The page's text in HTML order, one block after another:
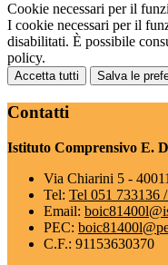
Cookie necessari per il
I cookie necessari per il
disabilitati. È possibile
policy.
Accetta tutti Salva le
Contatti
Istituto Comprensivo E.
Via Chiarini 5 -
Tel: Tel 051 733136
Email:
PEC:
C.F.: 91153630370